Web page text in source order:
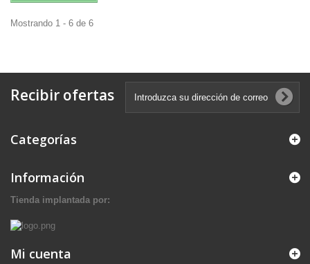
Mostrando 1 - 6 de 6
Recibir ofertas
Categorías
Información
Tienda implantada por:
Mi cuenta